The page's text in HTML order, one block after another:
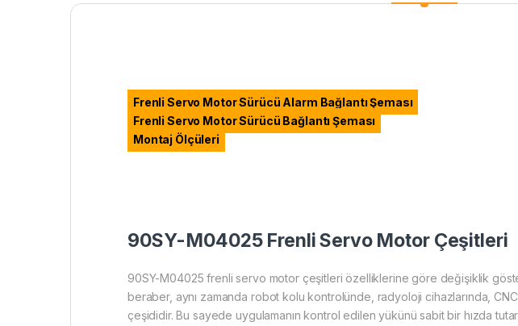
Frenli Servo Motor Sürücü Alarm Bağlantı Şeması
Frenli Servo Motor Sürücü Bağlantı Şeması
Montaj Ölçüleri
90SY-M04025 Frenli Servo Motor Çeşitleri
90SY-M04025 frenli servo motor çeşitleri özelliklerine göre değişiklik
beraber, aynı zamanda robot kolu kontrolünde, radyoloji cihazlarında,
çeşididir. Bu sayede uygulamanın kontrol edilen yükünü sabit bir hızda